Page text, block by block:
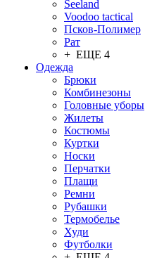
Seeland
Voodoo tactical
Псков-Полимер
Рат
+ ЕЩЕ 4
Одежда
Брюки
Комбинезоны
Головные уборы
Жилеты
Костюмы
Куртки
Носки
Перчатки
Плащи
Ремни
Рубашки
Термобелье
Худи
Футболки